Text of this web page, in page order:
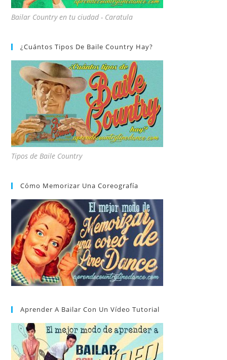
Bailar Country en tu ciudad - Caratula
¿Cuántos Tipos De Baile Country Hay?
Tipos de Baile Country
Cómo Memorizar Una Coreografía
Aprender A Bailar Con Un Vídeo Tutorial